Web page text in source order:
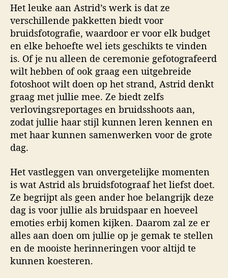
Het leuke aan Astrid’s werk is dat ze
verschillende pakketten biedt voor
bruidsfotografie, waardoor er voor elk budget
en elke behoefte wel iets geschikts te vinden
is. Of je nu alleen de ceremonie gefotografeerd
wilt hebben of ook graag een uitgebreide
fotoshoot wilt doen op het strand, Astrid denkt
graag met jullie mee. Ze biedt zelfs
verlovingsreportages en bruidsshoots aan,
zodat jullie haar stijl kunnen leren kennen en
met haar kunnen samenwerken voor de grote
dag.
Het vastleggen van onvergetelijke momenten
is wat Astrid als bruidsfotograaf het liefst doet.
Ze begrijpt als geen ander hoe belangrijk deze
dag is voor jullie als bruidspaar en hoeveel
emoties erbij komen kijken. Daarom zal ze er
alles aan doen om jullie op je gemak te stellen
en de mooiste herinneringen voor altijd te
kunnen koesteren.